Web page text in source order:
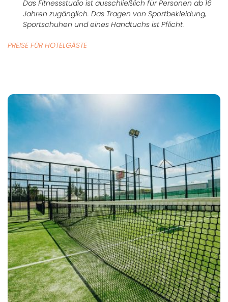
Das Fitnessstudio ist ausschließlich für Personen ab 16
Jahren zugänglich. Das Tragen von Sportbekleidung,
Sportschuhen und eines Handtuchs ist Pflicht.
PREISE FÜR HOTELGÄSTE